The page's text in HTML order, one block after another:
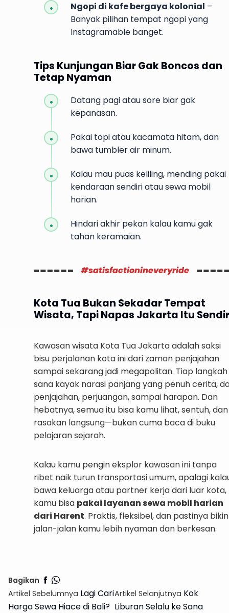
Ngopi di kafe bergaya kolonial –
Banyak pilihan tempat ngopi yang
Instagramable banget.
Tips Kunjungan Biar Gak Boncos dan
Tetap Nyaman
Datang pagi atau sore biar gak
kepanasan.
Pakai topi atau kacamata hitam, dan
bawa tumbler air minum.
Kalau mau puas keliling, mending pakai
kendaraan sendiri atau sewa mobil
harian.
Hindari akhir pekan kalau kamu gak
tahan keramaian.
#satisfactionineveryride
Kota Tua Bukan Sekadar Tempat
Wisata, Tapi Napas Jakarta Itu
Kawasan wisata Kota Tua Jakarta adalah saksi
bisu perjalanan kota ini dari zaman penjajahan
sampai sekarang jadi megapolitan. Tiap langkah
sana kayak narasi panjang yang penuh cerita,
penjajahan, perjuangan, sampai harapan. Dan
hebatnya, semua itu bisa kamu lihat, sentuh, dan
rasakan langsung—bukan cuma baca di buku
pelajaran sejarah.
Kalau kamu pengin eksplor kawasan ini tanpa
ribet naik turun transportasi umum, apalagi
bawa keluarga atau partner kerja dari luar kota,
kamu bisa pakai layanan sewa mobil harian
dari Harent. Praktis, fleksibel, dan pastinya bikin
jalan-jalan kamu lebih nyaman dan berkesan.
Bagikan
Artikel Sebelumnya Lagi Cari
Harga Sewa Hiace di Bali?
Artikel Selanjutnya Kok
Liburan Selalu ke Sana